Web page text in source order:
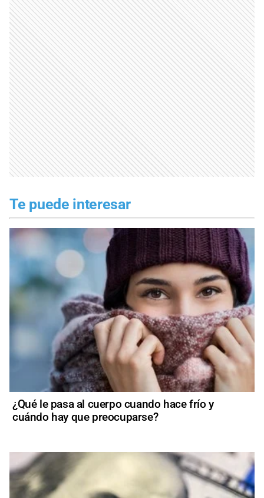
Te puede interesar
¿Qué le pasa al cuerpo cuando hace frío y
cuándo hay que preocuparse?